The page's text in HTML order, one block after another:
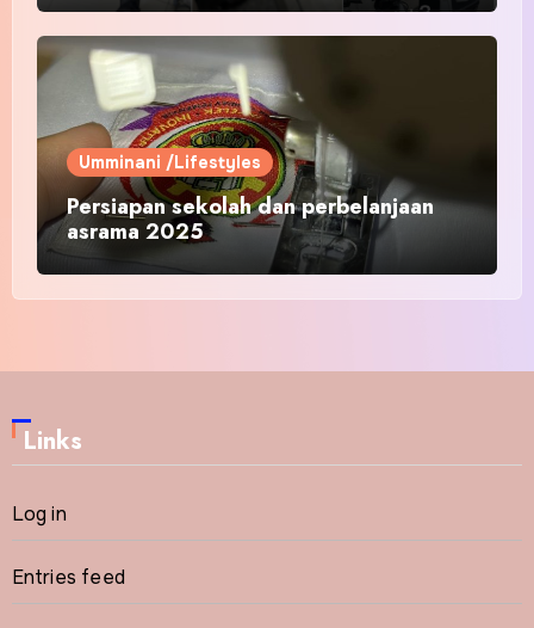
Umminani /Lifestyles
Persiapan sekolah dan perbelanjaan
asrama 2025
Links
Log in
Entries feed